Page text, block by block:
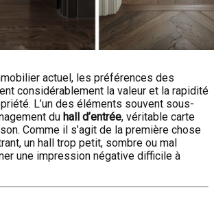
actuel, les préférences des
considérablement la valeur et la rapidité
L’un des éléments souvent sous-
du hall d’entrée, véritable carte
Comme il s’agit de la première chose
un hall trop petit, sombre ou mal
une impression négative difficile à